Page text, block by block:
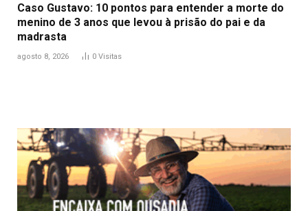
Caso Gustavo: 10 pontos para entender a morte do
menino de 3 anos que levou à prisão do pai e da
madrasta
agosto 8, 2026 0 Visitas